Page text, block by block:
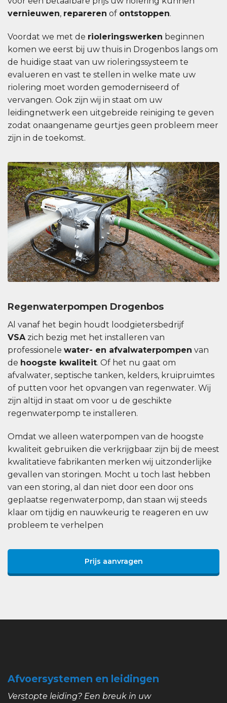
vernieuwen, repareren of ontstoppen.
Voordat we met de rioleringswerken beginnen
komen we eerst bij uw thuis in Drogenbos langs om
de huidige staat van uw rioleringssysteem te
evalueren en vast te stellen in welke mate uw
riolering moet worden gemoderniseerd of
vervangen. Ook zijn wij in staat om uw
leidingnetwerk een uitgebreide reiniging te geven
zodat onaangename geurtjes geen probleem meer
zijn in de toekomst.
Regenwaterpompen Drogenbos
Al vanaf het begin houdt loodgietersbedrijf
VSAzich bezig met het installeren van
professionele water- en afvalwaterpompen van
de hoogste kwaliteit. Of het nu gaat om
afvalwater, septische tanken, kelders, kruipruimtes
of putten voor het opvangen van regenwater. Wij
zijn altijd in staat om voor u de geschikte
regenwaterpomp te installeren.
Omdat we alleen waterpompen van de hoogste
kwaliteit gebruiken die verkrijgbaar zijn bij de meest
kwalitatieve fabrikanten merken wij uitzonderlijke
gevallen van storingen. Mocht u toch last hebben
van een storing, al dan niet door een door ons
geplaatse regenwaterpomp, dan staan ​​wij steeds
klaar om tijdig en nauwkeurig te reageren en uw
probleem te verhelpen
Prijs aanvragen
Afvoersystemen en leidingen
Verstopte leiding? Een breuk in uw